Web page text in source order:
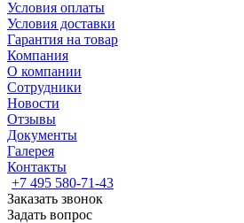
Условия оплаты
Условия доставки
Гарантия на товар
Компания
О компании
Сотрудники
Новости
Отзывы
Документы
Галерея
Контакты
+7 495 580-71-43
Заказать звонок
Задать вопрос